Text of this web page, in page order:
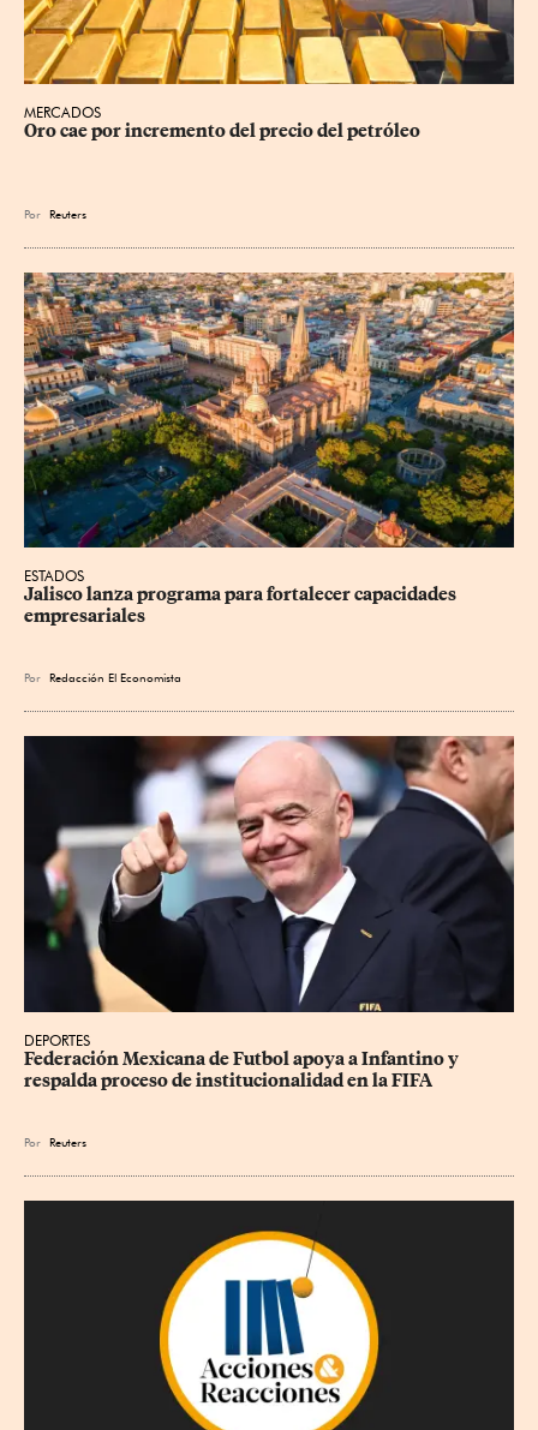
MERCADOS
Oro cae por incremento del precio del petróleo
Por Reuters
ESTADOS
Jalisco lanza programa para fortalecer capacidades
empresariales
Por Redacción El Economista
DEPORTES
Federación Mexicana de Futbol apoya a Infantino y
respalda proceso de institucionalidad en la FIFA
Por Reuters